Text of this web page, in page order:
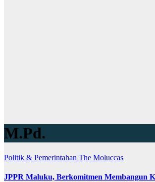
M.Pd.
Politik & Pemerintahan The Moluccas
JPPR Maluku, Berkomitmen Membangun